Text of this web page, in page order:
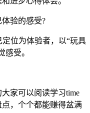
验的感受?
位为体验者，以“玩具
感受。
家可以阅读学习time
，个个都能赚得盆满